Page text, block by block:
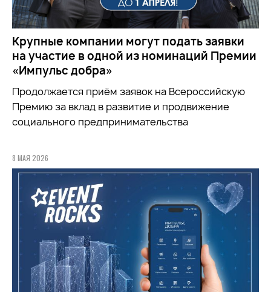
Крупные компании могут подать заявки
на участие в одной из номинаций Премии
«Импульс добра»
Продолжается приём заявок на Всероссийскую
Премию за вклад в развитие и продвижение
социального предпринимательства
8 МАЯ 2026